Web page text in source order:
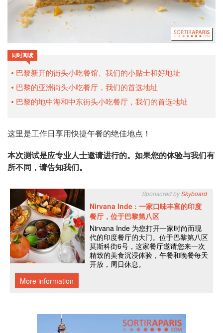
同时阅读
巴黎新开的街头小吃餐馆、我们的小贴士和好地址
巴黎的亚洲街头小吃餐厅，我们的首选地址
巴黎的地中海和中东街头小吃餐厅，我们的首选地址
这里是工作日享用快捷午餐的绝佳地点！
本次测试是应专业人士邀请进行的。如果您的体验与我们有
所不同，请告知我们。